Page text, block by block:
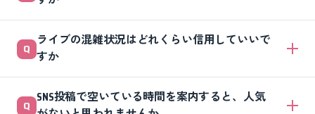
があります。プロフィールを充実させ、写真や投稿、口コミを増やして
いくと表示されやすくなります。それまでは手元のレジ記録や予約状況
でピークを把握すれば大丈夫です。
ライブの混雑状況はどれくらい信用していいで
すか
はありません。当日の判断は、ライブ表示だけでなく、過去の傾向グラ
SNS投稿で空いている時間を案内すると、人気